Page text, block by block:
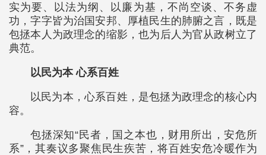
实为要、以法为纲、以廉为基，不尚空谈、不务虚
功，字字皆为治国安邦、厚植民生的肺腑之言，既是
包拯本人为政理念的缩影，也为后人为官从政树立了
典范。
以民为本 心系百姓
以民为本，心系百姓，是包拯为政理念的核心内
容。
包拯深知“民者，国之本也，财用所出，安危所
系”，其奏议多聚焦民生疾苦，将百姓安危冷暖作为